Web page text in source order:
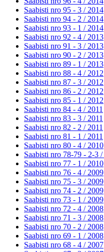
Saabisti nro 95 - 3 / 2014
Saabisti nro 94 - 2 / 2014
Saabisti nro 93 - 1 / 2014
Saabisti nro 92 - 4 / 2013
Saabisti nro 91 - 3 / 2013
Saabisti nro 90 - 2 / 2013
Saabisti nro 89 - 1 / 2013
Saabisti nro 88 - 4 / 2012
Saabisti nro 87 - 3 / 2012
Saabisti nro 86 - 2 / 2012
Saabisti nro 85 - 1 / 2012
Saabisti nro 84 - 4 / 2011
Saabisti nro 83 - 3 / 2011
Saabisti nro 82 - 2 / 2011
Saabisti nro 81 - 1 / 2011
Saabisti nro 80 - 4 / 2010
Saabisti nro 78-79 - 2-3 /
Saabisti nro 77 - 1 / 2010
Saabisti nro 76 - 4 / 2009
Saabisti nro 75 - 3 / 2009
Saabisti nro 74 - 2 / 2009
Saabisti nro 73 - 1 / 2009
Saabisti nro 72 - 4 / 2008
Saabisti nro 71 - 3 / 2008
Saabisti nro 70 - 2 / 2008
Saabisti nro 69 - 1 / 2008
Saabisti nro 68 - 4 / 2007